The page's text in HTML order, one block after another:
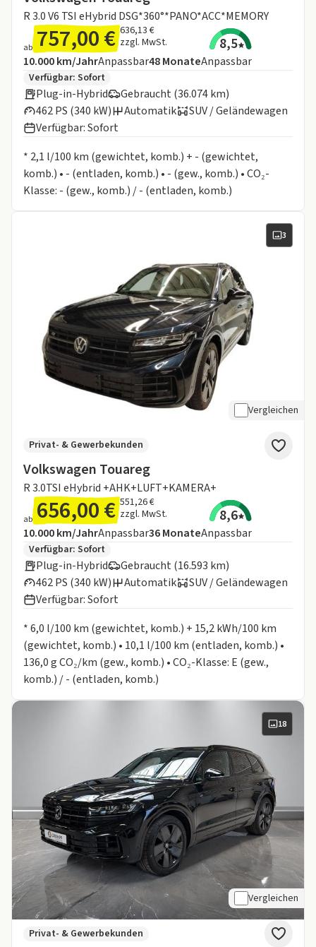
R 3.0 V6 TSI eHybrid DSG*360°*PANO*ACC*MEMORY
ab 757,00 € 636,13 €
zzgl. MwSt.
8,5
Angebotsdetails:
Inklusive Laufleistung
10.000 km/JahrAnpassbarLaufzeit
48MonateAnpassbar
Zusätzliche Fahrzeuginformationen:
Verfügbar: Sofort
Plug-in-Hybrid
Gebraucht (36.074 km)
462 PS (340 kW)
Automatik
SUV / Geländewagen
Verfügbar: Sofort
* 2,1 l/100 km (gewichtet, komb.) + - (gewichtet,
komb.) • - (entladen, komb.) • - (gew., komb.) • CO₂-
Klasse: - (gew., komb.) / - (entladen, komb.)
3
Vergleichen
Volkswagen Touareg
R 3.0TSI eHybrid +AHK+LUFT+KAMERA+
Privat- & Gewerbekunden
ab 656,00 € 551,26 €
zzgl. MwSt.
8,6
Angebotsdetails:
Inklusive Laufleistung
10.000 km/JahrAnpassbarLaufzeit
36MonateAnpassbar
Zusätzliche Fahrzeuginformationen:
Verfügbar: Sofort
Plug-in-Hybrid
Gebraucht (16.593 km)
462 PS (340 kW)
Automatik
SUV / Geländewagen
Verfügbar: Sofort
* 6,0 l/100 km (gewichtet, komb.) + 15,2 kWh/100 km
(gewichtet, komb.) • 10,1 l/100 km (entladen, komb.) •
136,0 g CO₂/km (gew., komb.) • CO₂-Klasse: E (gew.,
komb.) / - (entladen, komb.)
18
Vergleichen
Privat- & Gewerbekunden